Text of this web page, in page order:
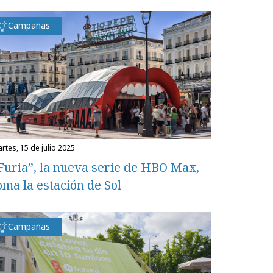
Campañas
15 de julio 2025
la nueva serie de HBO Max,
la estación de Sol
Campañas